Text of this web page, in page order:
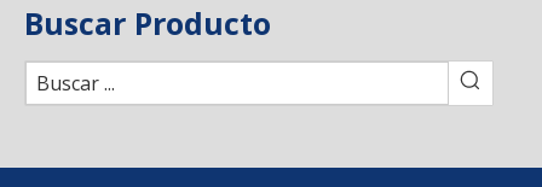
Buscar Producto